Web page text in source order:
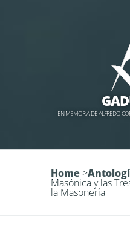
EN MEMORIA DE ALFREDO
Home >
Masónica y las
la Masonería